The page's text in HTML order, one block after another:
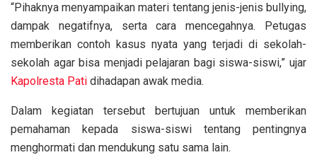
“Pihaknya menyampaikan materi tentang jenis-jenis bullying,
dampak negatifnya, serta cara mencegahnya. Petugas
memberikan contoh kasus nyata yang terjadi di sekolah-
sekolah agar bisa menjadi pelajaran bagi siswa-siswi,” ujar
Kapolresta Pati dihadapan awak media.
Dalam kegiatan tersebut bertujuan untuk memberikan
pemahaman kepada siswa-siswi tentang pentingnya
menghormati dan mendukung satu sama lain.